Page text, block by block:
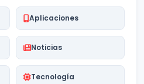
Aplicaciones
Noticias
Tecnología